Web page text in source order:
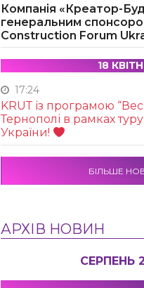
Компанія «Креатор-
генеральним
Construction Forum
18
17:24
KRUТ із програмою
Тернополі в рамках
України!
БІЛЬШЕ
АРХІВ НОВИН
СЕРПЕНЬ